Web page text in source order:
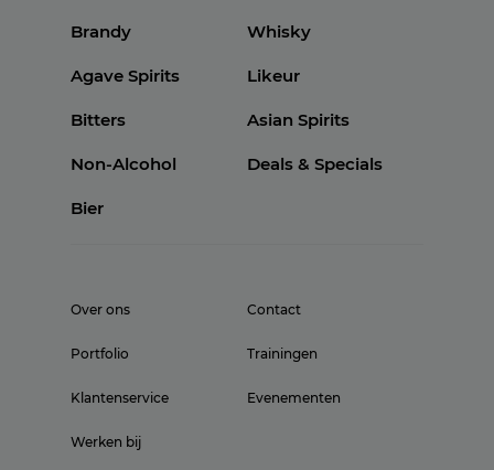
Brandy Whisky
Agave Spirits Likeur
Bitters Asian Spirits
Non-Alcohol Deals & Specials
Bier
Over ons
Portfolio
Klantenservice
Werken bij
Contact
Trainingen
Evenementen